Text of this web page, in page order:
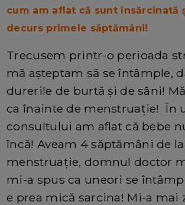
cum am aflat că sunt însărcinată
decurs primele săptămâni!
Trecusem printr-o perioada
mă așteptam să se întâmple,
durerile de burtă și de sâni!
ca înainte de menstruație! În
consultului am aflat că bebe
încă! Aveam 4 săptămâni de
menstruație, domnul doctor
mi-a spus ca uneori se
e prea mică sarcina! Mi-a mai